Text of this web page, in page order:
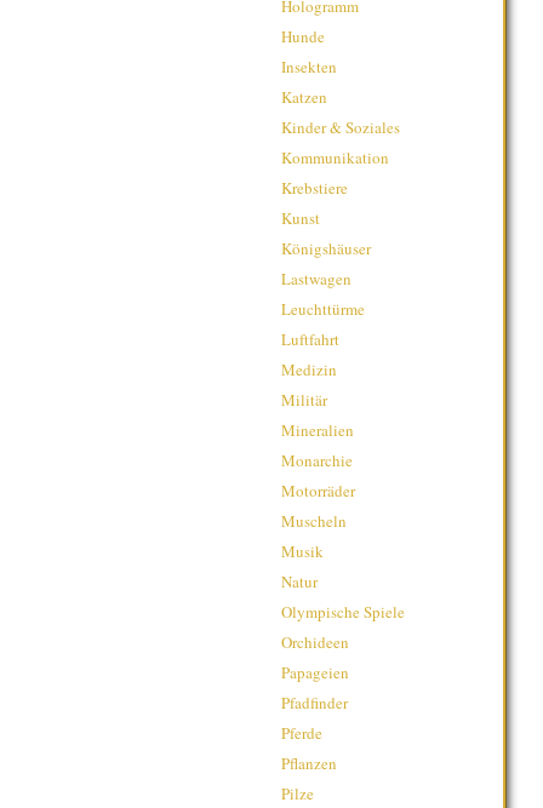
Hologramm
Hunde
Insekten
Katzen
Kinder & Soziales
Kommunikation
Krebstiere
Kunst
Königshäuser
Lastwagen
Leuchttürme
Luftfahrt
Medizin
Militär
Mineralien
Monarchie
Motorräder
Muscheln
Musik
Natur
Olympische Spiele
Orchideen
Papageien
Pfadfinder
Pferde
Pflanzen
Pilze